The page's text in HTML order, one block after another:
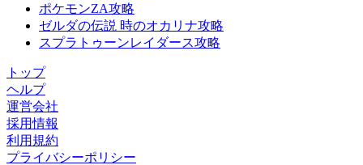
ポケモンZA攻略
ゼルダの伝説 時のオカリナ攻略
スプラトゥーンレイダース攻略
トップ
ヘルプ
運営会社
採用情報
利用規約
プライバシーポリシー